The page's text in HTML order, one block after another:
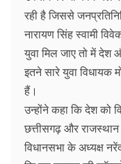
रही है जिससे
नारायण सिंह स्वामी
युवा मिल जाए तो में
इतने सारे युवा विधायक
हैं।
उन्होंने कहा कि देश को
छत्तीसगढ़ और
विधानसभा के अध्यक्ष